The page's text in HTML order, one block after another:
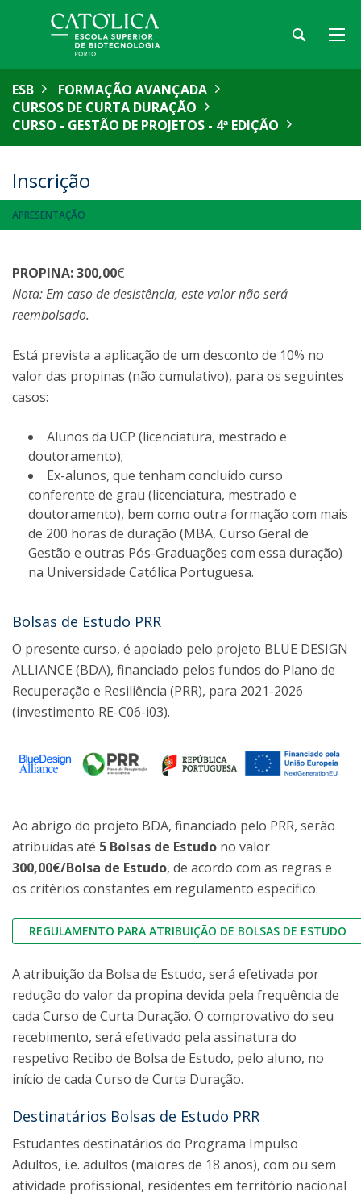
ESB
FORMAÇÃO AVANÇADA
CURSOS DE CURTA DURAÇÃO
CURSO - GESTÃO DE PROJETOS - 4ª EDIÇÃO
Inscrição
APRESENTAÇÃO
PROPINA:300,00€
Nota: Em caso de desistência, este valor não será
reembolsado.
Está prevista a aplicação de um desconto de 10% no
valor das propinas (não cumulativo), para os seguintes
casos:
Alunos da UCP (licenciatura, mestrado e
doutoramento);
Ex-alunos, que tenham concluído curso
conferente de grau (licenciatura, mestrado e
doutoramento), bem como outra formação com mais
de 200 horas de duração (MBA, Curso Geral de
Gestão e outras Pós-Graduações com essa duração)
na Universidade Católica Portuguesa.
Bolsas de Estudo PRR
O presente curso, é apoiado pelo projeto BLUE DESIGN
ALLIANCE (BDA), financiado pelos fundos do Plano de
Recuperação e Resiliência (PRR), para 2021-2026
(investimento RE-C06-i03).
Ao abrigo do projeto BDA, financiado pelo PRR, serão
atribuídas até 5 Bolsas de Estudo no valor
300,00€/Bolsa de Estudo, de acordo com as regras e
os critérios constantes em regulamento específico.
REGULAMENTO PARA ATRIBUIÇÃO DE BOLSAS DE ESTUDO
A atribuição da Bolsa de Estudo, será efetivada por
redução do valor da propina devida pela frequência de
cada Curso de Curta Duração. O comprovativo do seu
recebimento, será efetivado pela assinatura do
respetivo Recibo de Bolsa de Estudo, pelo aluno, no
início de cada Curso de Curta Duração.
Destinatários Bolsas de Estudo PRR
Estudantes destinatários do Programa Impulso
Adultos, i.e. adultos (maiores de 18 anos), com ou sem
atividade profissional, residentes em território nacional